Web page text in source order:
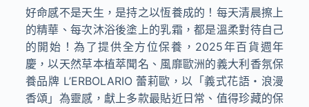
好命感不是天生，是持之以恆養成的！每天清晨擦上
的精華、每次沐浴後塗上的乳霜，都是溫柔對待自己
的開始！為了提供全方位保養， 2025年百貨週年
慶，以天然草本植萃聞名、風靡歐洲的義大利香氛保
養品牌 L’ERBOLARIO 蕾莉歐，以「義式花語・浪漫
香頌」為靈感，獻上多款最貼近日常、值得珍藏的保